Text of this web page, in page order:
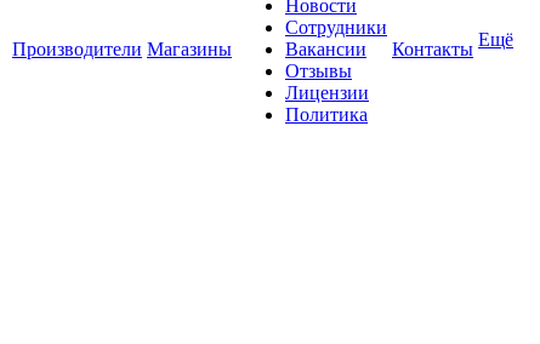
Производители Магазины
Новости
Сотрудники
Вакансии
Отзывы
Лицензии
Политика
Контакты Ещё